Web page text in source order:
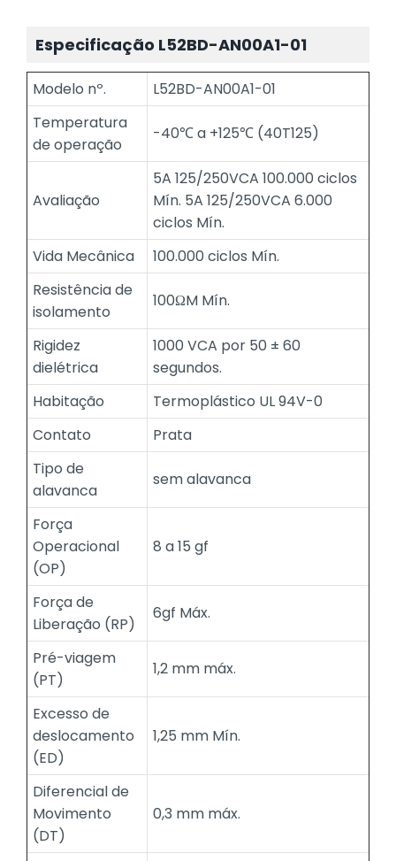
Especificação L52BD-AN00A1-01
Modelo nº.
L52BD-AN00A1-01
Temperatura
de operação
-40℃ a +125℃ (40T125)
Avaliação
5A 125/250VCA 100.000 ciclos
Mín. 5A 125/250VCA 6.000
ciclos Mín.
Vida Mecânica
100.000 ciclos Mín.
Resistência de
isolamento
100ΩM Mín.
Rigidez
dielétrica
1000 VCA por 50 ± 60
segundos.
Habitação
Termoplástico UL 94V-0
Contato
Prata
Tipo de
alavanca
sem alavanca
Força
Operacional
(OP)
8 a 15 gf
Força de
Liberação (RP)
6gf Máx.
Pré-viagem
(PT)
1,2 mm máx.
Excesso de
deslocamento
(ED)
1,25 mm Mín.
Diferencial de
Movimento
(DT)
0,3 mm máx.